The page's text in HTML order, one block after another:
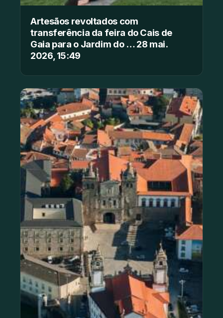
Artesãos revoltados com
transferência da feira do Cais de
Gaia para o Jardim do … 28 mai.
2026, 15:49